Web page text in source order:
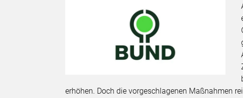
erhöhen. Doch die vorgeschlagenen Maßnahmen